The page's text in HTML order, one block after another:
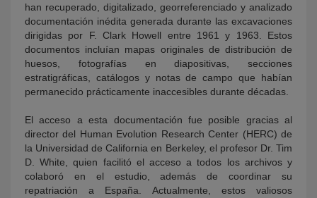
han recuperado, digitalizado, georreferenciado y analizado
documentación inédita generada durante las excavaciones
dirigidas por F. Clark Howell entre 1961 y 1963. Estos
documentos incluían mapas originales de distribución de
huesos, fotografías en diapositivas, secciones
estratigráficas, catálogos y notas de campo que habían
permanecido prácticamente inaccesibles durante décadas.
El acceso a esta documentación fue posible gracias al
director del Human Evolution Research Center (HERC) de
la Universidad de California en Berkeley, el profesor Dr. Tim
D. White, quien facilitó el acceso a todos los archivos y
colaboró en el estudio, además de coordinar su
repatriación a España. Actualmente, estos valiosos